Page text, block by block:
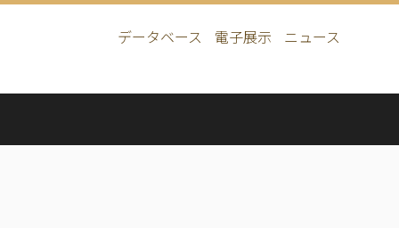
データベース 電子展示 ニュース